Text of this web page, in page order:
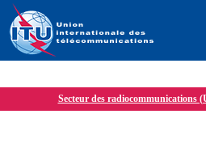
Secteur des radiocommunications